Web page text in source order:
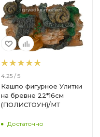
4.25 / 5
Кашпо фигурное Улитки
на бревне 22*16см
(ПОЛИСТОУН)/МТ
Достаточно